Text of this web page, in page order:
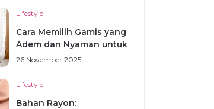
Lifestyle
Cara Memilih Gamis yang
Adem dan Nyaman untuk
S...
26 November 2025
Lifestyle
Bahan Rayon: